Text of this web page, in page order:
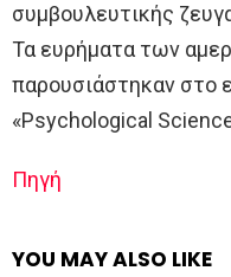
συμβουλευτικής
Τα ευρήματα των
παρουσιάστηκαν στο
«Psychological
Πηγή
YOU MAY ALSO LIKE